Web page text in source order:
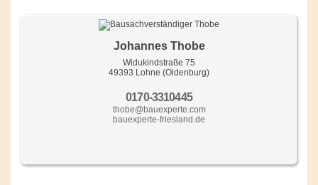
Johannes Thobe
Widukindstraße 75
49393 Lohne (Oldenburg)
0170-3310445
thobe@bauexperte.com
bauexperte-friesland.de